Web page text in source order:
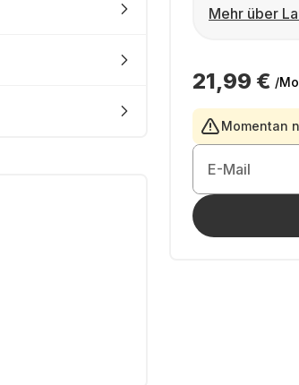
Mehr über
21,99 € /
Momentan
E-Mail